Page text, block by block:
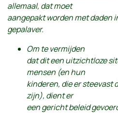
allemaal, dat moet
aangepakt worden met daden
gepalaver.
Om te vermijden
dat dit een uitzichtloze
mensen (en hun
kinderen, die er steevast
zijn), dient er
een gericht beleid